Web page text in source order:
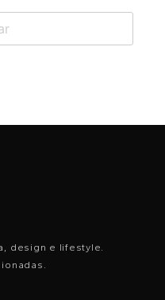
design e lifestyle.